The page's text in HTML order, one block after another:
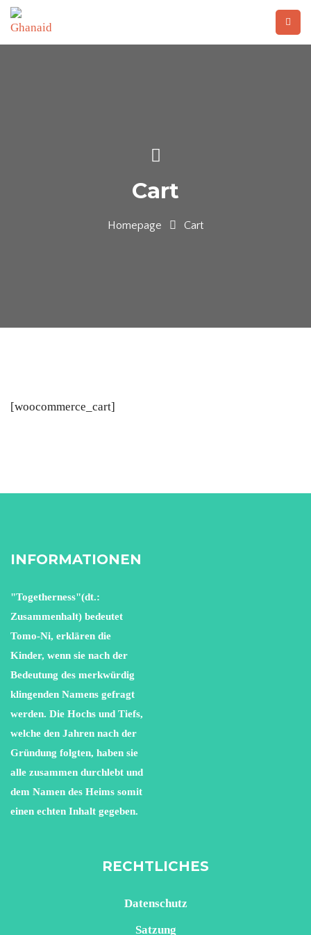
Cart
Homepage Cart
[woocommerce_cart]
INFORMATIONEN
"Togetherness"(dt.:
Zusammenhalt) bedeutet
Tomo-Ni, erklären die
Kinder, wenn sie nach der
Bedeutung des merkwürdig
klingenden Namens gefragt
werden. Die Hochs und Tiefs,
welche den Jahren nach der
Gründung folgten, haben sie
alle zusammen durchlebt und
dem Namen des Heims somit
einen echten Inhalt gegeben.
RECHTLICHES
Datenschutz
Satzung